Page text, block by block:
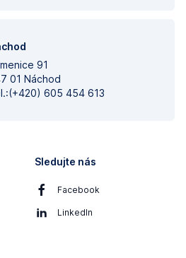
91
01 Náchod
605 454 613
Sledujte nás
Facebook
LinkedIn